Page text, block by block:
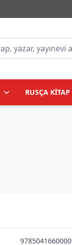
RUSÇA KİTAP
9785041660000